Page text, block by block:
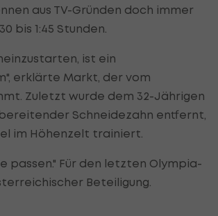
aus TV-Gründen doch immer
bis 1:45 Stunden.
ist ein
erklärte Markt, der vom
Zuletzt wurde dem 32-Jährigen
Schneidezahn entfernt,
im Höhenzelt trainiert.
passen." Für den letzten Olympia-
Beteiligung.